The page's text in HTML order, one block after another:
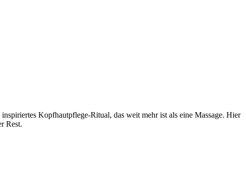
Kopfhautpflege-Ritual, das weit mehr ist als eine Massage. Hier
Rest.